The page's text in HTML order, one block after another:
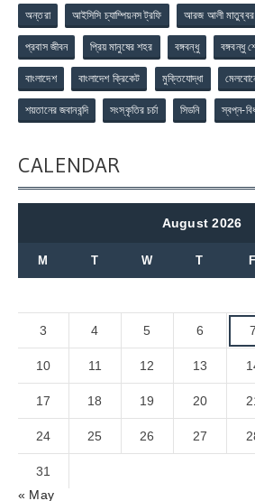
অন্তরা আইসিসি চ্যাম্পিয়নস ট্রফি আরজ আলী মাতুব্বর
প্রবাস জীবন প্রিয় মানুষের শহর বঙ্গবন্ধু বঙ্গবন্ধু
বাংলাদেশ বাংলাদেশ ক্রিকেট মুক্তিযোদ্ধা
শয়তানের জবানবন্দি সংস্কৃতির চর্চা সিডনি স্বপ্ন-
CALENDAR
August 2026
M T W T F
3 4 5 6 7
10 11 12 13
17 18 19 20
24 25 26 27
31
« May